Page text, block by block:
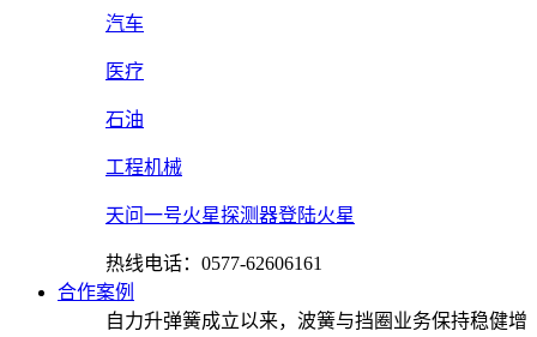
汽车
医疗
石油
工程机械
天问一号火星探测器登陆火星
热线电话：0577-62606161
合作案例
自力升弹簧成立以来，波簧与挡圈业务保持稳健增